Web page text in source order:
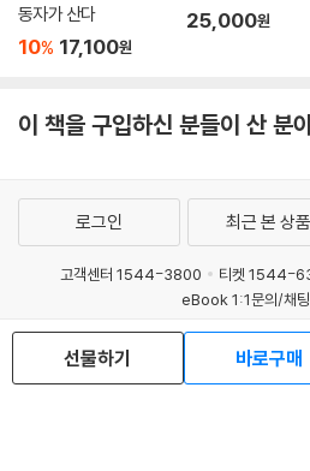
동자가 산다
10% 17,100원
25,000원
이 책을 구입하신 분들이 산 분
선물하기 바로구매
로그인 최근 본 상품
고객센터 1544-3800 티켓 1544-
eBook 1:1문의/채
예스이십사(주) 사업
이용약관
개인정보처리방침